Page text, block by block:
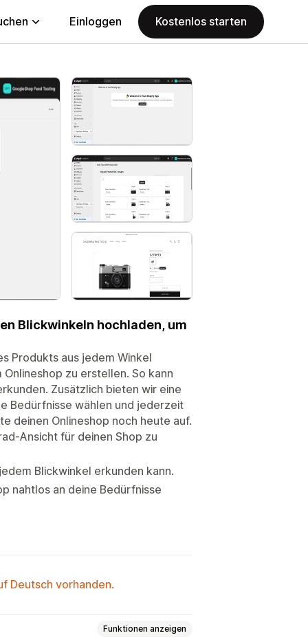
Einloggen Kostenlos starten
Blickwinkeln hochladen, um
Produkts aus jedem Winkel
zu erstellen. So kann
Zusätzlich bieten wir eine
Bedürfnisse wählen und jederzeit
deinen Onlineshop noch heute auf.
Ansicht für deinen Shop zu
Blickwinkel erkunden kann.
nahtlos an deine Bedürfnisse
Deutsch vorhanden.
Funktionen anzeigen